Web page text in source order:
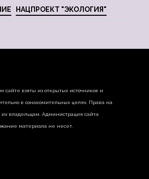
НАЦПРОЕКТ "ЭКОЛОГИЯ"
взяты из открытых источников и
в ознакомительных целях. Права на
владельцам. Администрация сайта
материала не несет.